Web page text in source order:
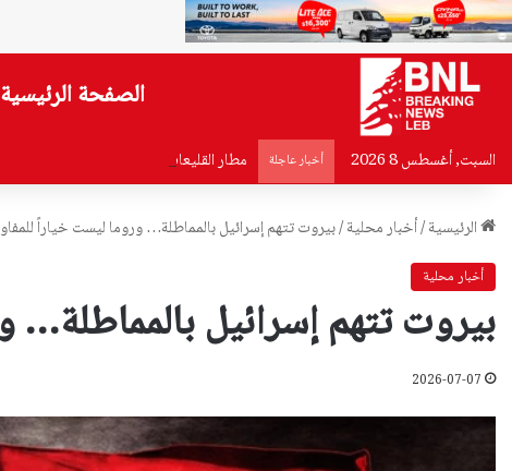
الصفحة الرئيسية
السبت, أغسطس 8 2026 أخبار عاجلة مطار القليعات على طريق التأهيل… ماذا
الرئيسية/أخبار محلية/بيروت تتهم إسرائيل بالمماطلة… وروما ليست خياراً
أخبار محلية
بيروت تتهم إسرائيل
2026-07-07